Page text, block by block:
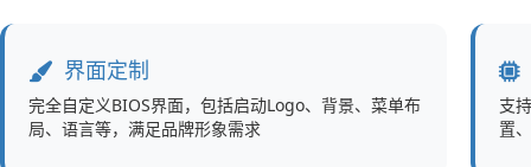
界面定制
完全自定义BIOS界面，包括启动Logo、背景、菜单布
局、语言等，满足品牌形象需求
支
置